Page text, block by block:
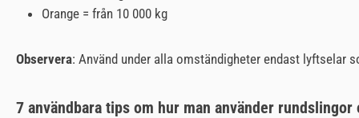
Orange = från 10 000 kg
Observera: Använd under alla omständigheter endast lyftselar
7 användbara tips om hur man använder